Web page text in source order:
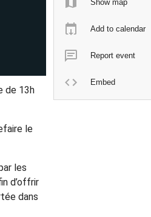
de 13h
le
les
d’offrir
dans
Show map
Add to calendar
Report event
Embed